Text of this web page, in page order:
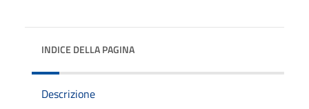
INDICE DELLA PAGINA
Descrizione